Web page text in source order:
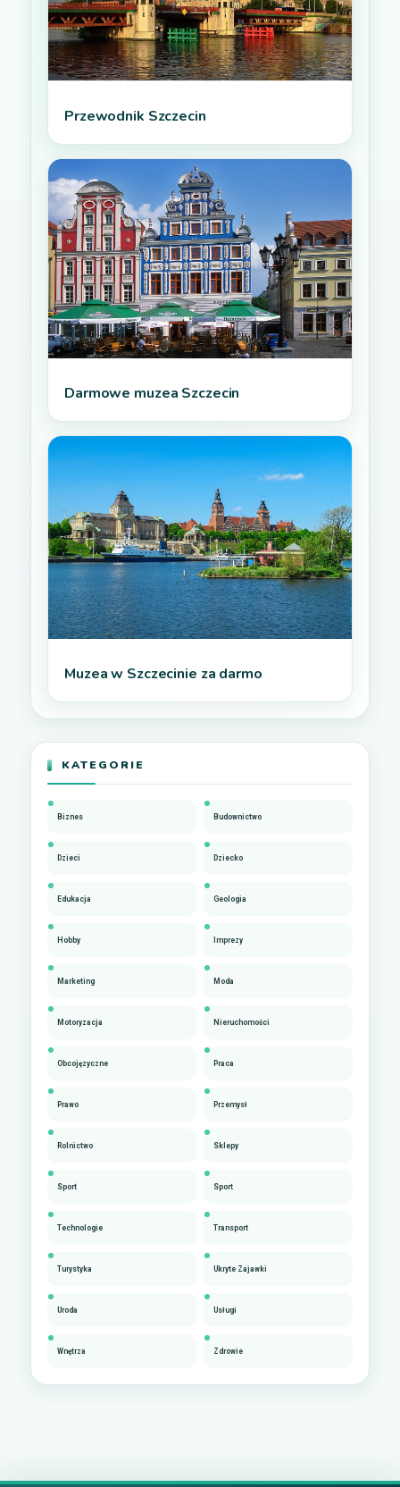
Przewodnik Szczecin
Darmowe muzea Szczecin
Muzea w Szczecinie za darmo
KATEGORIE
Biznes Budownictwo
Dzieci Dziecko
Edukacja Geologia
Hobby Imprezy
Marketing Moda
Motoryzacja Nieruchomości
Obcojęzyczne Praca
Prawo Przemysł
Rolnictwo Sklepy
Sport Sport
Technologie Transport
Turystyka Ukryte Zajawki
Uroda Usługi
Wnętrza Zdrowie